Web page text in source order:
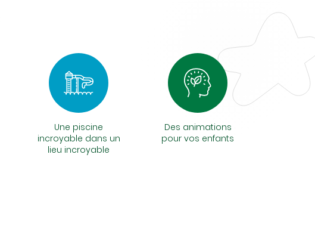
Une piscine
incroyable dans un
lieu incroyable
Des animations
pour vos enfants